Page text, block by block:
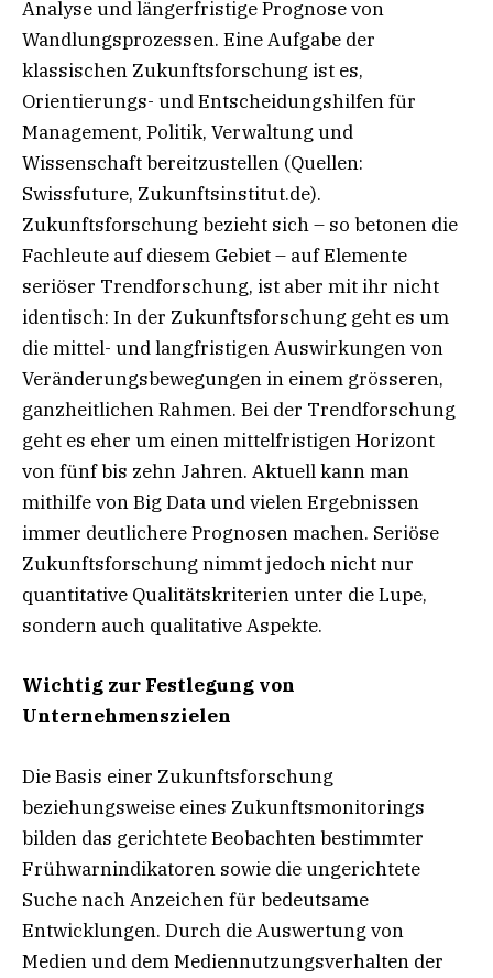
Analyse und längerfristige Prognose von
Wandlungsprozessen. Eine Aufgabe der
klassischen Zukunftsforschung ist es,
Orientierungs- und Entscheidungshilfen für
Management, Politik, Verwaltung und
Wissenschaft bereitzustellen (Quellen:
Swissfuture, Zukunftsinstitut.de).
Zukunftsforschung bezieht sich – so betonen die
Fachleute auf diesem Gebiet – auf Elemente
seriöser Trendforschung, ist aber mit ihr nicht
identisch: In der Zukunftsforschung geht es um
die mittel- und langfristigen Auswirkungen von
Veränderungsbewegungen in einem grösseren,
ganzheitlichen Rahmen. Bei der Trendforschung
geht es eher um einen mittelfristigen Horizont
von fünf bis zehn Jahren. Aktuell kann man
mithilfe von Big Data und vielen Ergebnissen
immer deutlichere Prognosen machen. Seriöse
Zukunftsforschung nimmt jedoch nicht nur
quantitative Qualitätskriterien unter die Lupe,
sondern auch qualitative Aspekte.
Wichtig zur Festlegung von
Unternehmenszielen
Die Basis einer Zukunftsforschung
beziehungsweise eines Zukunftsmonitorings
bilden das gerichtete Beobachten bestimmter
Frühwarnindikatoren sowie die ungerichtete
Suche nach Anzeichen für bedeutsame
Entwicklungen. Durch die Auswertung von
Medien und dem Mediennutzungsverhalten der